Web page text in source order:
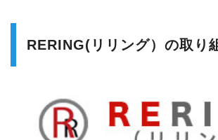
RERING(リリング）の取り